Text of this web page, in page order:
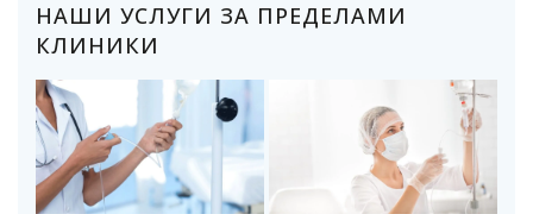
НАШИ УСЛУГИ ЗА ПРЕДЕЛАМИ
КЛИНИКИ